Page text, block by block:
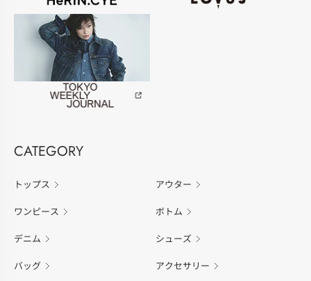
CATEGORY
トップス アウター
ワンピース ボトム
デニム シューズ
バッグ アクセサリー